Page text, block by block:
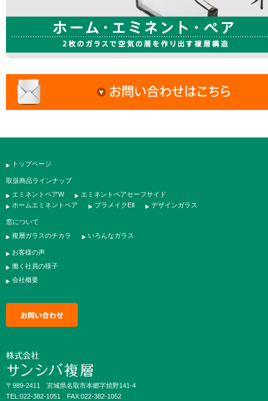
トップページ
取扱商品ラインナップ
エミネントペアW
エミネントペアセーフサイド
ホームエミネントペア
プラメイクEⅡ デザインガラス
窓について
複層ガラスのチカラ
いろんなガラス
お客様の声
働く社員の様子
会社概要
〒989-2411 宮城県名取市本郷字焼野141-4
TEL:022-382-1051 FAX:022-382-1052